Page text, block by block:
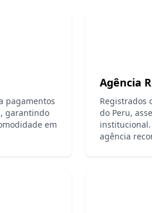
pagamentos
garantindo
em
Agência
Registrados
do Peru,
institucional.
agência